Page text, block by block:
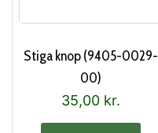
Stiga knop (9405-0029-
00)
35,00 kr.